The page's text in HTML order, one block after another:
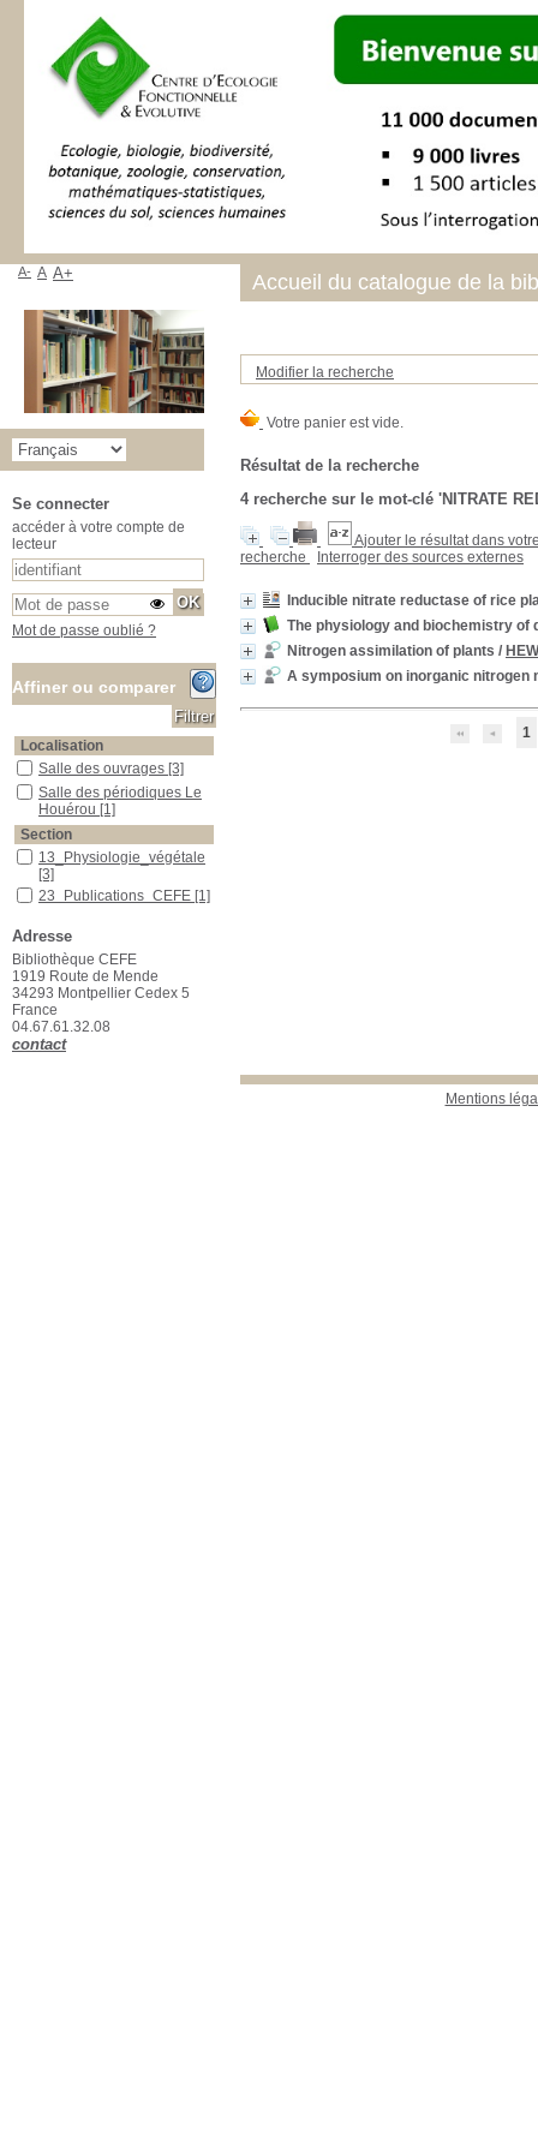
Modifier la recherche
Résultat de la recherche
4recherche sur le mot-clé 'NITRATE
Ajouter le résultat dans
recherche
Interroger des sources externes
Inducible nitrate reductase of rice
The physiology and biochemistry of
Nitrogen assimilation of plants /
A symposium on inorganic
1
Mentions
Accueil du catalogue de la
A- A A+
Se connecter
accéder à votre compte de
lecteur
Mot de passe oublié ?
Affiner ou comparer
Localisation
Salle des ouvrages
Salle des ouvrages [3]
Salle des périodiques Le Houérou
Salle des périodiques Le
Houérou [1]
Section
13_Physiologie_végétale
13_Physiologie_végétale
[3]
23_Publications_CEFE
23_Publications_CEFE [1]
Adresse
Bibliothèque CEFE
1919 Route de Mende
34293 Montpellier Cedex 5
France
04.67.61.32.08
contact